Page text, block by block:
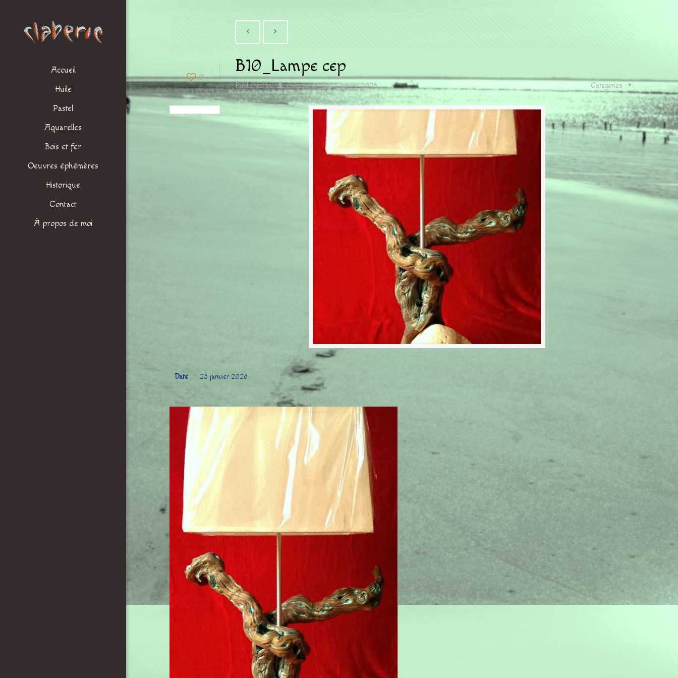
Accueil
Huile
Pastel
Aquarelles
Bois et fer
Oeuvres éphémères
Historique
Contact
À propos de moi
0
B10_Lampe cep
Published by claberic at 23 janvier 2026 Categories
Date 23 janvier 2026